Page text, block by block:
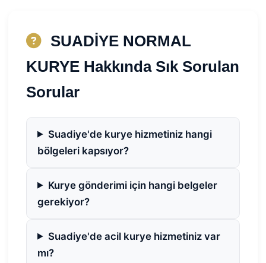
SUADİYE NORMAL
KURYE Hakkında Sık Sorulan
Sorular
Suadiye'de kurye hizmetiniz hangi
bölgeleri kapsıyor?
Kurye gönderimi için hangi belgeler
gerekiyor?
Suadiye'de acil kurye hizmetiniz var
mı?